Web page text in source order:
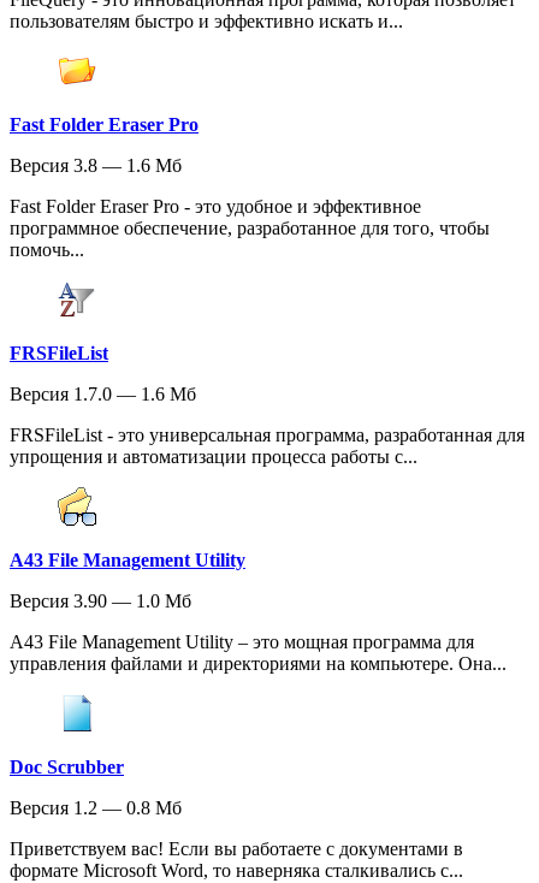
пользователям быстро и эффективно искать и...
Fast Folder Eraser Pro
Версия 3.8 — 1.6 Мб
Fast Folder Eraser Pro - это удобное и эффективное
программное обеспечение, разработанное для того, чтобы
помочь...
FRSFileList
Версия 1.7.0 — 1.6 Мб
FRSFileList - это универсальная программа, разработанная для
упрощения и автоматизации процесса работы с...
A43 File Management Utility
Версия 3.90 — 1.0 Мб
A43 File Management Utility – это мощная программа для
управления файлами и директориями на компьютере. Она...
Doc Scrubber
Версия 1.2 — 0.8 Мб
Приветствуем вас! Если вы работаете с документами в
формате Microsoft Word, то наверняка сталкивались с...